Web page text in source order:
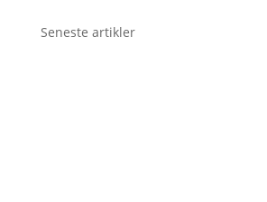
Seneste artikler